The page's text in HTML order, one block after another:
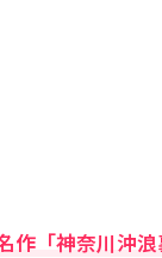
作「神奈川沖